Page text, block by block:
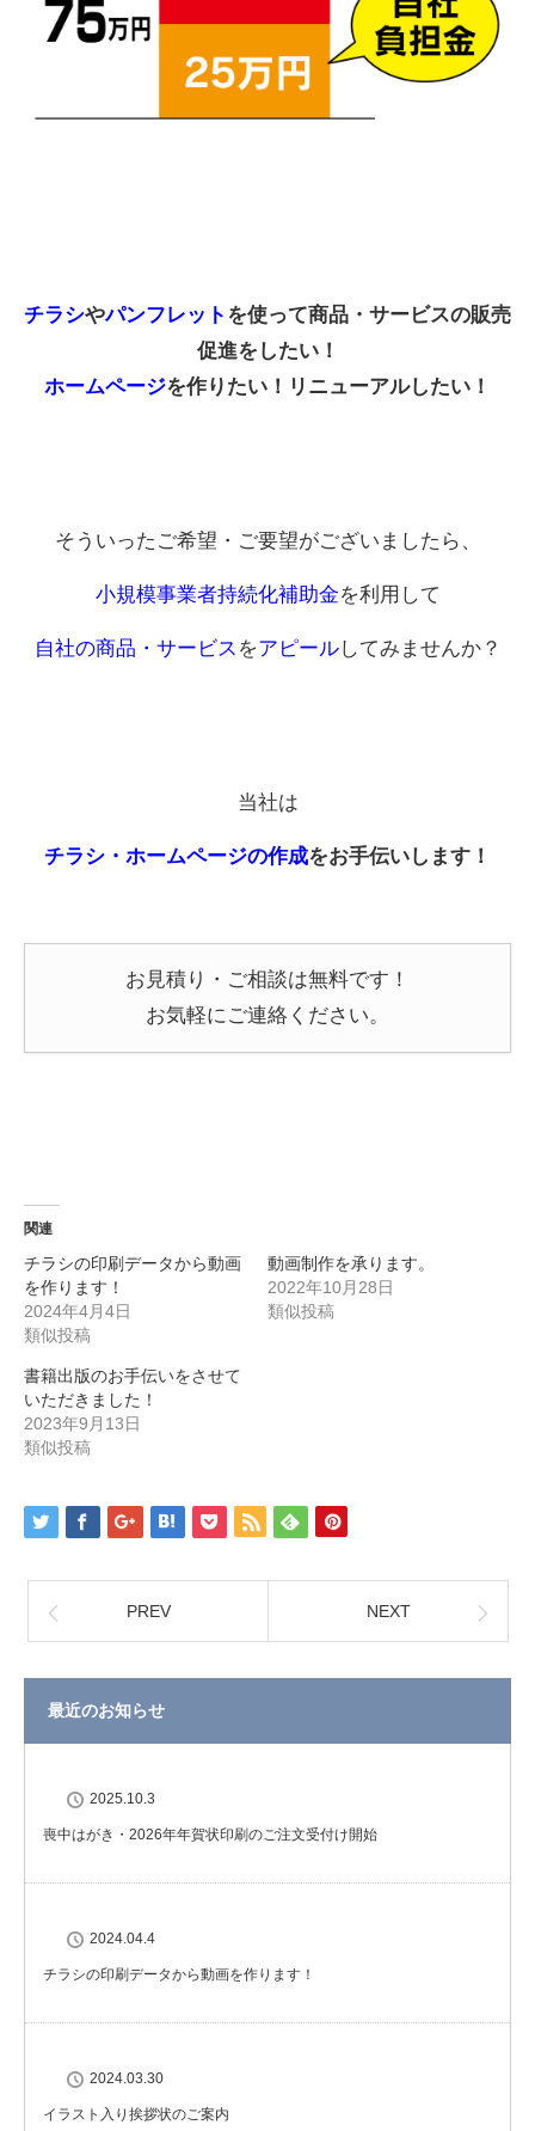
チラシやパンフレット を使って商品・サービスの販売
促進をしたい！
ホームページを作りたい！リニューアルしたい！
そういったご希望・ご要望がございましたら、
小規模事業者持続化補助金を利用して
自社の商品・サービス をアピールしてみませんか？
当社は
チラシ・ホームページの作成をお手伝いします！
お見積り・ご相談は無料です！
お気軽にご連絡ください。
関連
チラシの印刷データから動画
を作ります！
2024年4月4日
類似投稿
動画制作を承ります。
2022年10月28日
類似投稿
書籍出版のお手伝いをさせて
いただきました！
2023年9月13日
類似投稿
PREV NEXT
最近のお知らせ
2025.10.3
喪中はがき・2026年年賀状印刷のご注文受付け開始
2024.04.4
チラシの印刷データから動画を作ります！
2024.03.30
イラスト入り挨拶状のご案内